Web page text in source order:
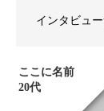
インタビュ
ここに名前
20代